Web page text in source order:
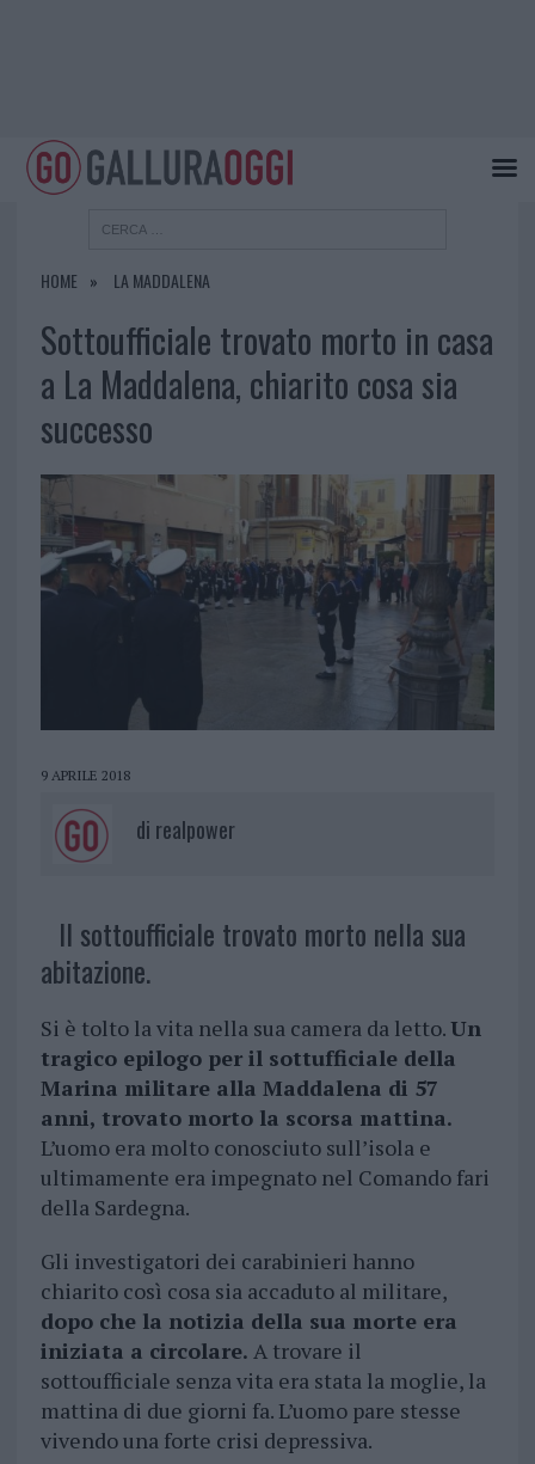
HOME LA MADDALENA
Sottoufficiale trovato morto in casa
a La Maddalena, chiarito cosa sia
successo
9 APRILE 2018
di realpower
Il sottoufficiale trovato morto nella sua
abitazione.
Si è tolto la vita nella sua camera da letto.Un
tragico epilogo per il sottufficiale della
Marina militare alla Maddalena di 57
anni, trovato morto la scorsa mattina.
L’uomo era molto conosciuto sull’isola e
ultimamente era impegnato nel Comando fari
della Sardegna.
Gli investigatori dei carabinieri hanno
chiarito così cosa sia accaduto al militare,
dopo che la notizia della sua morte era
iniziata a circolare. A trovare il
sottoufficiale senza vita era stata la moglie, la
mattina di due giorni fa. L’uomo pare stesse
vivendo una forte crisi depressiva.